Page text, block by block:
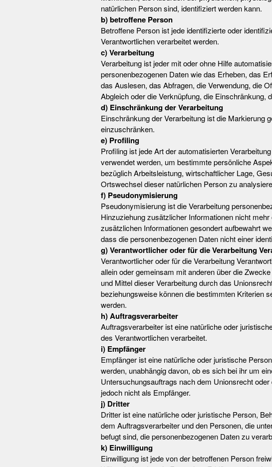
natürlichen Person sind, identifiziert werden kann.
b) betroffene Person
Betroffene Person ist jede identifizierte oder
Verantwortlichen verarbeitet werden.
c) Verarbeitung
Verarbeitung ist jeder mit oder ohne Hilfe
personenbezogenen Daten wie das Erheben, das
das Auslesen, das Abfragen, die Verwendung, die
Abgleich oder die Verknüpfung, die Einschränkung,
d) Einschränkung der Verarbeitung
Einschränkung der Verarbeitung ist die Markierung
einzuschränken.
e) Profiling
Profiling ist jede Art der automatisierten
verwendet werden, um bestimmte persönliche
bezüglich Arbeitsleistung, wirtschaftlicher Lage,
Ortswechsel dieser natürlichen Person zu
f) Pseudonymisierung
Pseudonymisierung ist die Verarbeitung
Hinzuziehung zusätzlicher Informationen nicht
zusätzlichen Informationen gesondert aufbewahrt
dass die personenbezogenen Daten nicht einer
g) Verantwortlicher oder für die Verarbeitung
Verantwortlicher oder für die Verarbeitung
allein oder gemeinsam mit anderen über die
und Mittel dieser Verarbeitung durch das
beziehungsweise können die bestimmten Kriterien
werden.
h) Auftragsverarbeiter
Auftragsverarbeiter ist eine natürliche oder
des Verantwortlichen verarbeitet.
i) Empfänger
Empfänger ist eine natürliche oder juristische
werden, unabhängig davon, ob es sich bei ihr um
Untersuchungsauftrags nach dem Unionsrecht
jedoch nicht als Empfänger.
j) Dritter
Dritter ist eine natürliche oder juristische Person,
dem Auftragsverarbeiter und den Personen, die
befugt sind, die personenbezogenen Daten zu
k) Einwilligung
Einwilligung ist jede von der betroffenen Person